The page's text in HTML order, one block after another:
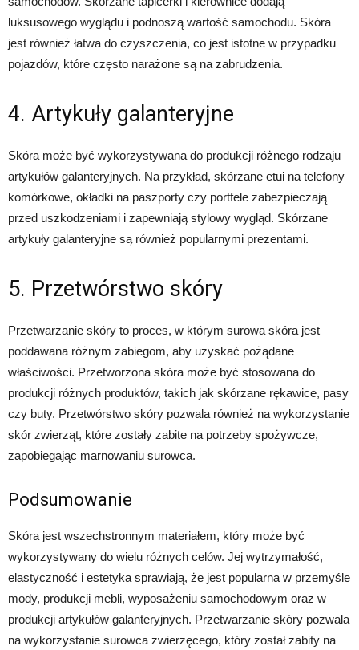
luksusowego wyglądu i podnoszą wartość samochodu. Skóra
jest również łatwa do czyszczenia, co jest istotne w przypadku
pojazdów, które często narażone są na zabrudzenia.
4. Artykuły galanteryjne
Skóra może być wykorzystywana do produkcji różnego rodzaju
artykułów galanteryjnych. Na przykład, skórzane etui na telefony
komórkowe, okładki na paszporty czy portfele zabezpieczają
przed uszkodzeniami i zapewniają stylowy wygląd. Skórzane
artykuły galanteryjne są również popularnymi prezentami.
5. Przetwórstwo skóry
Przetwarzanie skóry to proces, w którym surowa skóra jest
poddawana różnym zabiegom, aby uzyskać pożądane
właściwości. Przetworzona skóra może być stosowana do
produkcji różnych produktów, takich jak skórzane rękawice, pasy
czy buty. Przetwórstwo skóry pozwala również na wykorzystanie
skór zwierząt, które zostały zabite na potrzeby spożywcze,
zapobiegając marnowaniu surowca.
Podsumowanie
Skóra jest wszechstronnym materiałem, który może być
wykorzystywany do wielu różnych celów. Jej wytrzymałość,
elastyczność i estetyka sprawiają, że jest popularna w przemyśle
mody, produkcji mebli, wyposażeniu samochodowym oraz w
produkcji artykułów galanteryjnych. Przetwarzanie skóry pozwala
na wykorzystanie surowca zwierzęcego, który został zabity na